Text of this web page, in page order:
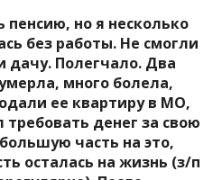
но я несколько
без работы. Не смогли
дачу. Полегчало. Два
много болела,
ее квартиру в МО,
требовать денег за свою
часть на это,
осталась на жизнь (з/п